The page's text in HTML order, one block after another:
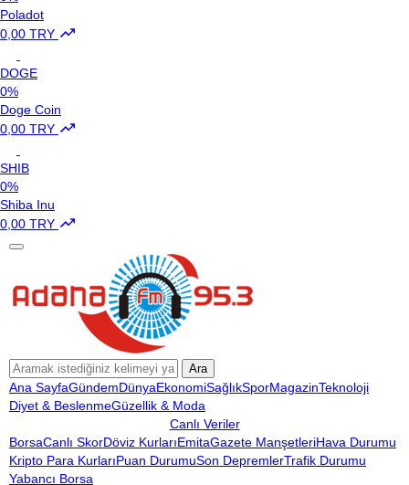
Poladot
0,00 TRY
DOGE
0%
Doge Coin
0,00 TRY
SHIB
0%
Shiba Inu
0,00 TRY
Ara
Ana SayfaGündemDünyaEkonomiSağlıkSporMagazinTeknoloji
Diyet & BeslenmeGüzellik & Moda
Canlı Veriler
BorsaCanlı SkorDöviz KurlarıEmitaGazete ManşetleriHava Durumu
Kripto Para KurlarıPuan DurumuSon DepremlerTrafik Durumu
Yabancı Borsa